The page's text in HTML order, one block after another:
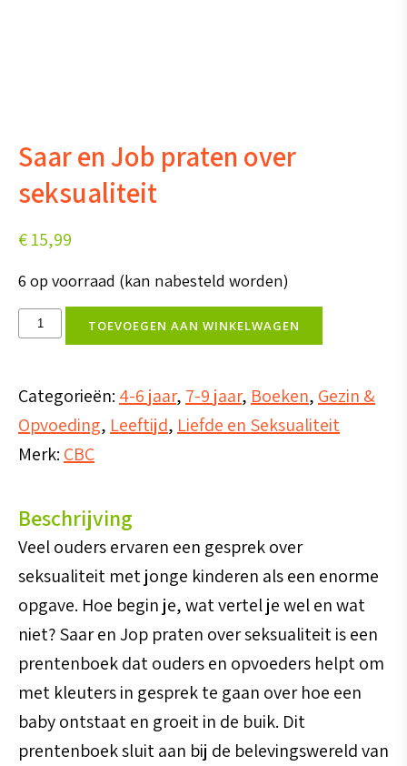
Saar en Job praten over
seksualiteit
€15,99
6 op voorraad (kan nabesteld worden)
Saar
praten
over
seksualiteit
TOEVOEGEN AAN WINKELWAGEN
Categorieën: 4-6 jaar, 7-9 jaar, Boeken, Gezin &
Opvoeding, Leeftijd, Liefde en Seksualiteit
Merk: CBC
Beschrijving
Veel ouders ervaren een gesprek over
seksualiteit met jonge kinderen als een enorme
opgave. Hoe begin je, wat vertel je wel en wat
niet? Saar en Jop praten over seksualiteit is een
prentenboek dat ouders en opvoeders helpt om
met kleuters in gesprek te gaan over hoe een
baby ontstaat en groeit in de buik. Dit
prentenboek sluit aan bij de belevingswereld van